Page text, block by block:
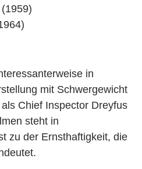
in
mit Schwergewicht
Chief Inspector Dreyfus
steht in
zu der Ernsthaftigkeit, die